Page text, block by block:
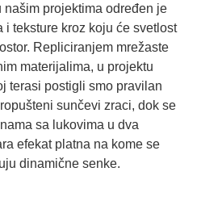
našim projektima određen je
i teksture kroz koju će svetlost
Repliciranjem mrežaste
materijalima, u projektu
terasi postigli smo pravilan
sunčevi zraci, dok se
sa lukovima u dva
efekat platna na kome se
dinamične senke.